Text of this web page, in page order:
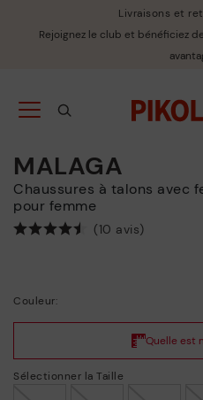
Livraisons et
Rejoignez le club et bénéficiez
MALAGA
Chaussures à talons avec fermeture élastique
pour femme
(10 avis)
Couleur:
Sélectionner la Taille